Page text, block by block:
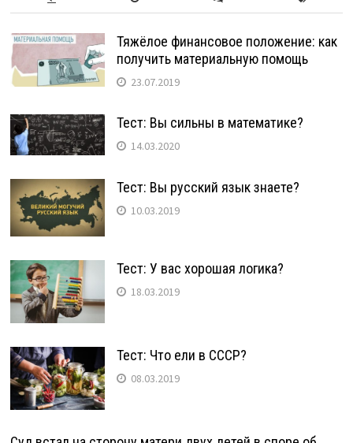
Тяжёлое финансовое положение: как
получить материальную помощь
23.07.2019
Тест: Вы сильны в математике?
14.03.2020
Тест: Вы русский язык знаете?
10.03.2019
Тест: У вас хорошая логика?
18.03.2019
Тест: Что ели в СССР?
08.03.2019